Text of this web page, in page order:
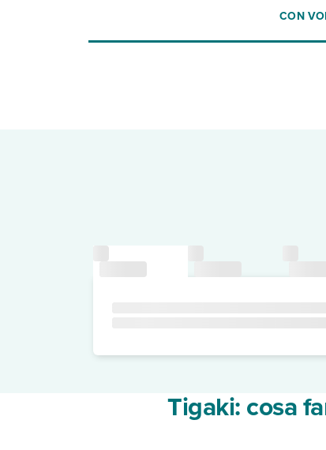
CON
Tigaki: cosa